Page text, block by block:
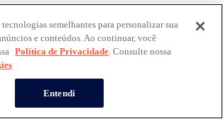
semelhantes para personalizar sua
e conteúdos. Ao continuar, você
Política de Privacidade. Consulte nossa
Entendi